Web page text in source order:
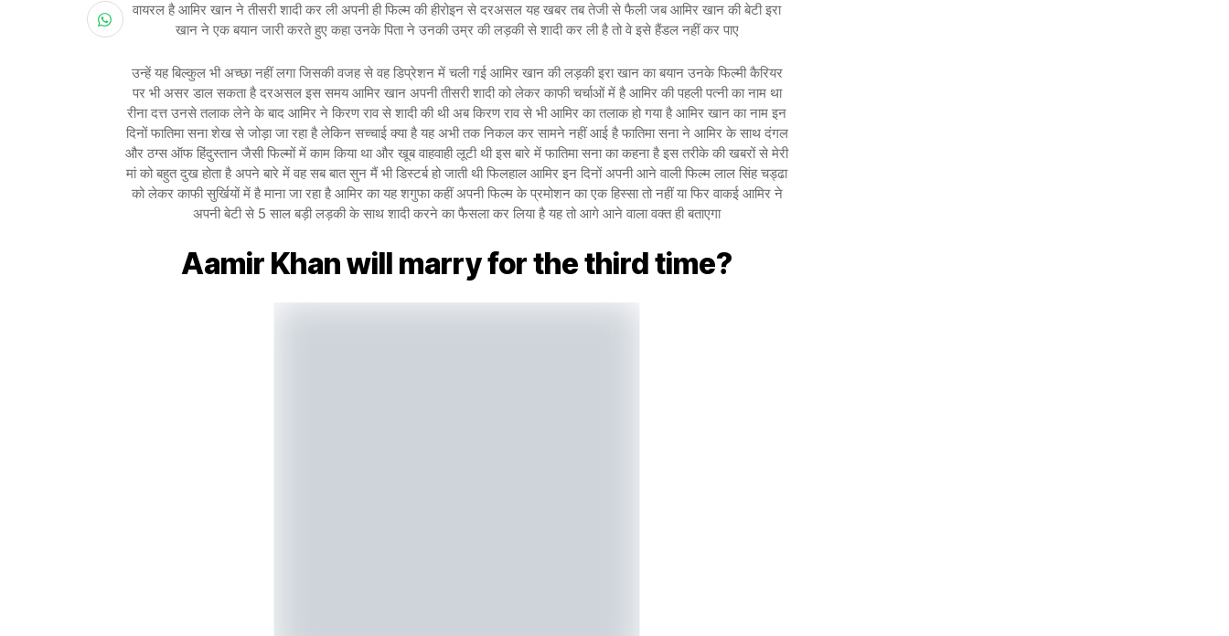
वायरल है आमिर खान ने तीसरी शादी कर ली अपनी ही फिल्म की हीरोइन से दरअसल यह खबर तब तेजी से फैली जब आमिर खान की बेटी इरा
खान ने एक बयान जारी करते हुए कहा उनके पिता ने उनकी उम्र की लड़की से शादी कर ली है तो वे इसे हैंडल नहीं कर पाए
उन्हें यह बिल्कुल भी अच्छा नहीं लगा जिसकी वजह से वह डिप्रेशन में चली गई आमिर खान की लड़की इरा खान का बयान उनके फिल्मी कैरियर
पर भी असर डाल सकता है दरअसल इस समय आमिर खान अपनी तीसरी शादी को लेकर काफी चर्चाओं में है आमिर की पहली पत्नी का नाम था
रीना दत्त उनसे तलाक लेने के बाद आमिर ने किरण राव से शादी की थी अब किरण राव से भी आमिर का तलाक हो गया है आमिर खान का नाम इन
दिनों फातिमा सना शेख से जोड़ा जा रहा है लेकिन सच्चाई क्या है यह अभी तक निकल कर सामने नहीं आई है फातिमा सना ने आमिर के साथ दंगल
और ठग्स ऑफ हिंदुस्तान जैसी फिल्मों में काम किया था और खूब वाहवाही लूटी थी इस बारे में फातिमा सना का कहना है इस तरीके की खबरों से मेरी
मां को बहुत दुख होता है अपने बारे में वह सब बात सुन मैं भी डिस्टर्ब हो जाती थी फिलहाल आमिर इन दिनों अपनी आने वाली फिल्म लाल सिंह चड्ढा
को लेकर काफी सुर्खियों में है माना जा रहा है आमिर का यह शगुफा कहीं अपनी फिल्म के प्रमोशन का एक हिस्सा तो नहीं या फिर वाकई आमिर ने
अपनी बेटी से 5 साल बड़ी लड़की के साथ शादी करने का फैसला कर लिया है यह तो आगे आने वाला वक्त ही बताएगा
Aamir Khan will marry for the third time?